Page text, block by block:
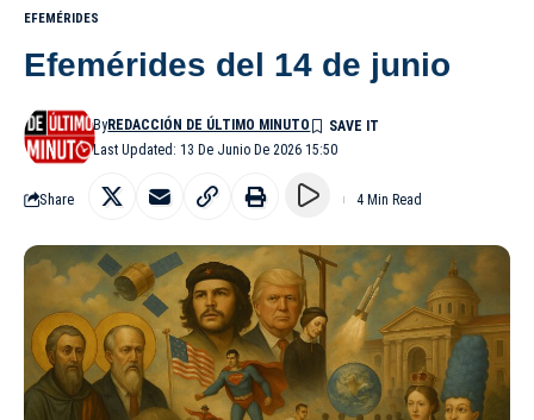
EFEMÉRIDES
Efemérides del 14 de junio
Last Updated: 13 De Junio De 2026 15:50
ByREDACCIÓN DE ÚLTIMO MINUTO
Share 4 Min Read